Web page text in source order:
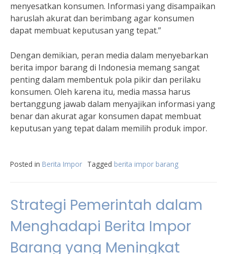
menyesatkan konsumen. Informasi yang disampaikan
haruslah akurat dan berimbang agar konsumen
dapat membuat keputusan yang tepat.”
Dengan demikian, peran media dalam menyebarkan
berita impor barang di Indonesia memang sangat
penting dalam membentuk pola pikir dan perilaku
konsumen. Oleh karena itu, media massa harus
bertanggung jawab dalam menyajikan informasi yang
benar dan akurat agar konsumen dapat membuat
keputusan yang tepat dalam memilih produk impor.
Posted in Berita Impor Tagged berita impor barang
Strategi Pemerintah dalam
Menghadapi Berita Impor
Barang yang Meningkat